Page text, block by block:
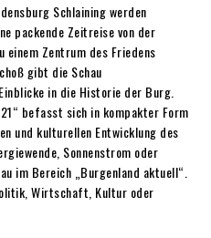
Schlaining werden
packende Zeitreise von der
Zentrum des Friedens
gibt die Schau
in die Historie der Burg.
befasst sich in kompakter Form
und kulturellen Entwicklung des
Sonnenstrom oder
im Bereich „Burgenland aktuell“.
Wirtschaft, Kultur oder